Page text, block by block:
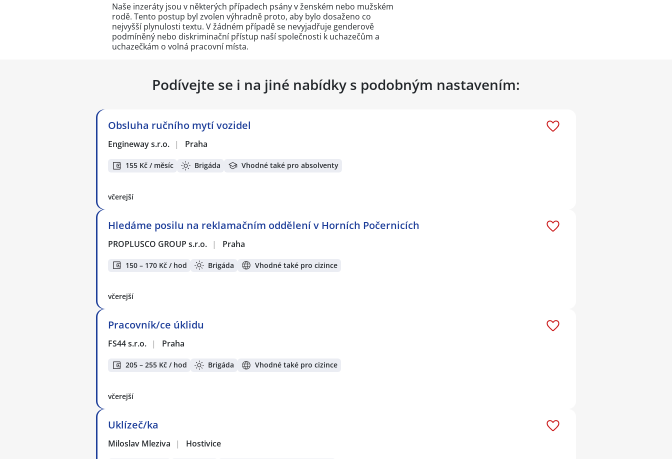
Naše inzeráty jsou v některých případech psány v ženském nebo mužském
rodě. Tento postup byl zvolen výhradně proto, aby bylo dosaženo co
nejvyšší plynulosti textu. V žádném případě se nevyjadřuje genderově
podmíněný nebo diskriminační přístup naší společnosti k uchazečům a
uchazečkám o volná pracovní místa.
Podívejte se i na jiné nabídky s podobným nastavením:
Obsluha ručního mytí vozidel
Engineway s.r.o. | Praha
155 Kč / měsíc Brigáda Vhodné také pro absolventy
včerejší
Hledáme posilu na reklamačním oddělení v Horních Počernicích
PROPLUSCO GROUP s.r.o. | Praha
150 – 170 Kč / hod Brigáda Vhodné také pro cizince
včerejší
Pracovník/ce úklidu
FS44 s.r.o. | Praha
205 – 255 Kč / hod Brigáda Vhodné také pro cizince
včerejší
Uklízeč/ka
Miloslav Mleziva | Hostivice